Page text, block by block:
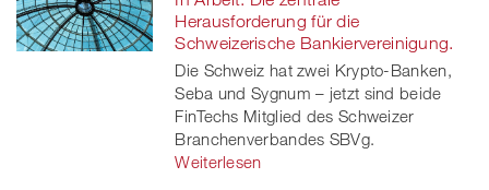
Herausforderung für die
Schweizerische Bankiervereinigung.
Die Schweiz hat zwei Krypto-Banken,
Seba und Sygnum – jetzt sind beide
FinTechs Mitglied des Schweizer
Branchenverbandes SBVg.
Weiterlesen